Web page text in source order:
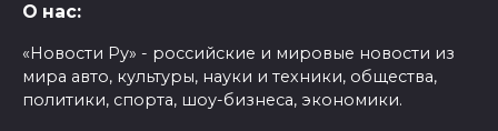
О нас:
«Новости Ру» - российские и мировые новости из
мира авто, культуры, науки и техники, общества,
политики, спорта, шоу-бизнеса, экономики.